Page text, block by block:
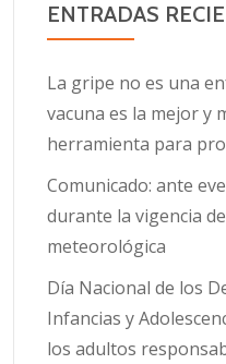
ENTRADAS
La gripe no es una
vacuna es la mejor y
herramienta para
Comunicado: ante
durante la vigencia
meteorológica
Día Nacional de los
Infancias y
los adultos